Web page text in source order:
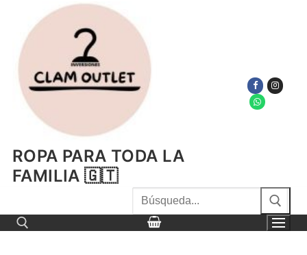
contenido
ROPA PARA TODA LA
FAMILIA 🇬🇹
Buscar
por: